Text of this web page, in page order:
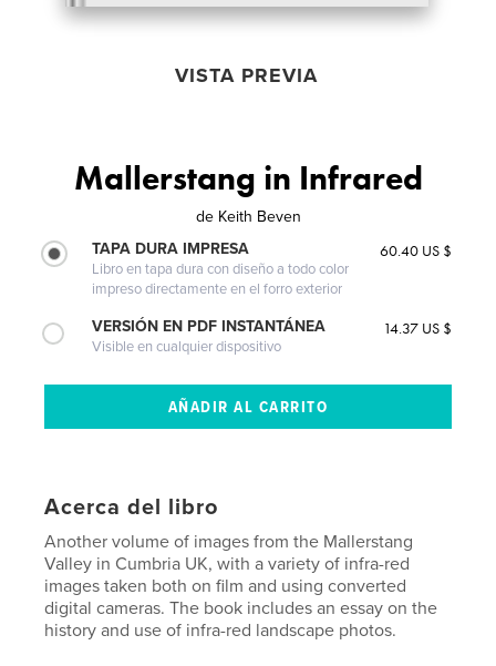
VISTA PREVIA
Mallerstang in Infrared
de Keith Beven
TAPA DURA IMPRESA
Libro en tapa dura con diseño a todo color
impreso directamente en el forro exterior
60.40 US $
VERSIÓN EN PDF INSTANTÁNEA
Visible en cualquier dispositivo
14.37 US $
Acerca del libro
Another volume of images from the Mallerstang
Valley in Cumbria UK, with a variety of infra-red
images taken both on film and using converted
digital cameras. The book includes an essay on the
history and use of infra-red landscape photos.